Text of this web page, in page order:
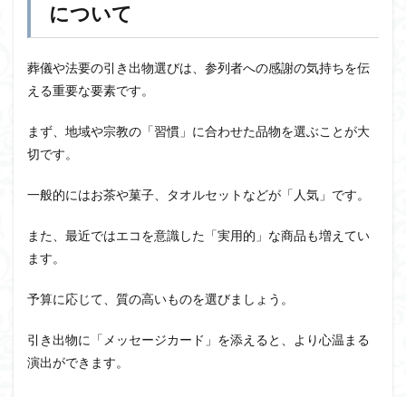
について
葬儀や法要の引き出物選びは、参列者への感謝の気持ちを伝
える重要な要素です。
まず、地域や宗教の「習慣」に合わせた品物を選ぶことが大
切です。
一般的にはお茶や菓子、タオルセットなどが「人気」です。
また、最近ではエコを意識した「実用的」な商品も増えてい
ます。
予算に応じて、質の高いものを選びましょう。
引き出物に「メッセージカード」を添えると、より心温まる
演出ができます。